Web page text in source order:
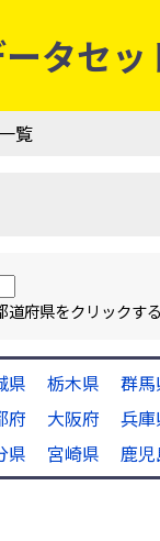
タセッ
覧
府県をクリックす
県 栃木県 群馬
府 大阪府 兵庫
県 宮崎県 鹿